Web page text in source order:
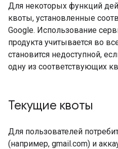
Для некоторых функций
квоты, установленные
Google. Использование
продукта учитывается во
становится недоступной,
одну из соответствующих
Текущие квоты
Для пользователей
(например, gmail.com) и